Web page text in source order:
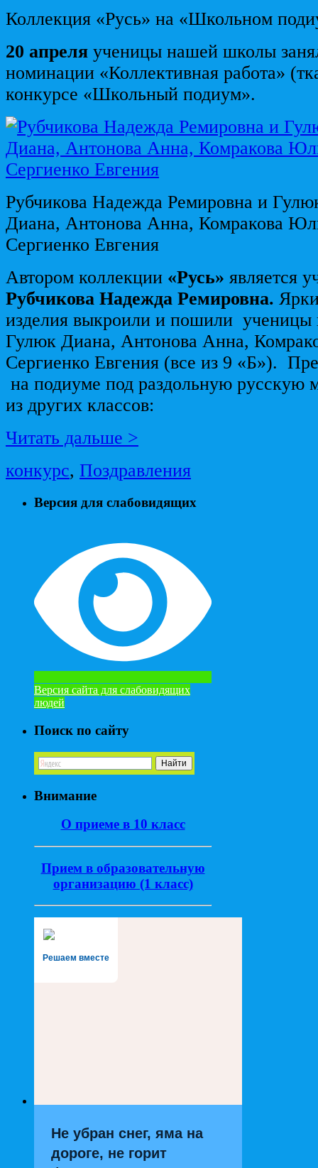
Коллекция «Русь» на «Школьном
20 апреля ученицы нашей школы
номинации «Коллективная работа»
конкурсе «Школьный подиум».
Рубчикова Надежда Ремировна и
Диана, Антонова Анна, Комракова
Сергиенко Евгения
Автором коллекции «Русь» является
Рубчикова Надежда Ремировна.
изделия выкроили и пошили
Гулюк Диана, Антонова Анна,
Сергиенко Евгения (все из 9 «Б»).
на подиуме под раздольную русскую
из других классов:
Читать дальше >
конкурс, Поздравления
Версия для слабовидящих
Версия сайта для слабовидящих
людей
Поиск по сайту
Внимание
О приеме в 10 класс
Прием в образовательную
организацию (1 класс)
Решаем вместе
Не убран снег, яма на
дороге, не горит